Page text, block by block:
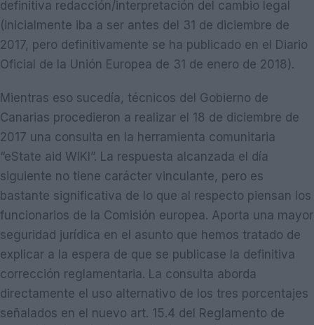
definitiva redacción/interpretación del cambio legal
(inicialmente iba a ser antes del 31 de diciembre de
2017, pero definitivamente se ha publicado en el Diario
Oficial de la Unión Europea de 31 de enero de 2018).
Mientras eso sucedía, técnicos del Gobierno de
Canarias procedieron a realizar el 18 de diciembre de
2017 una consulta en la herramienta comunitaria
“eState aid WIKI”. La respuesta alcanzada el día
siguiente no tiene carácter vinculante, pero es
bastante significativa de lo que al respecto piensan los
funcionarios de la Comisión europea. Aporta una mayor
seguridad jurídica en el asunto que hemos tratado de
explicar a la espera de que se publicase la definitiva
corrección reglamentaria. La consulta aborda
directamente el uso alternativo de los tres porcentajes
señalados en el nuevo art. 15.4 del Reglamento de